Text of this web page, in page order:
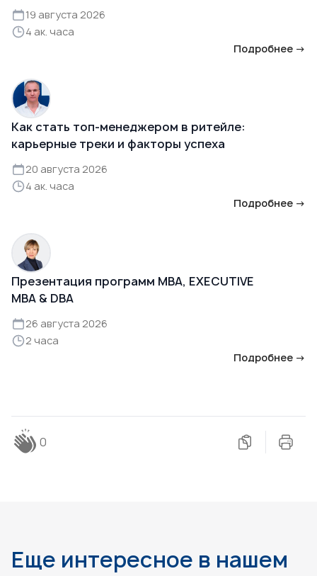
19 августа 2026
4 ак. часа
Подробнее →
Как стать топ-менеджером в ритейле:
карьерные треки и факторы успеха
20 августа 2026
4 ак. часа
Подробнее →
Презентация программ MBA, EXECUTIVE
MBA & DBA
26 августа 2026
2 часа
Подробнее →
0
Еще интересное в нашем